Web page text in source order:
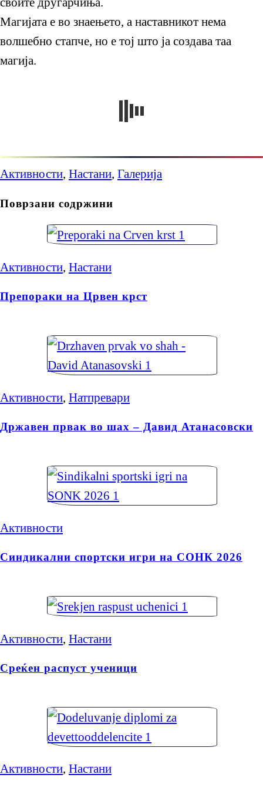
Магијата е во знаењето, а наставникот нема
волшебно стапче, но е тој што ја создава таа
магија.
Активности, Настани, Галерија
Поврзани содржини
Активности, Настани
Препораки на Црвен крст
Активности, Натпревари
Државен првак во шах – Давид Атанасовски
Активности
Синдикални спортски игри на СОНК 2026
Активности Настани
Среќен распуст ученици
Активности, Настани